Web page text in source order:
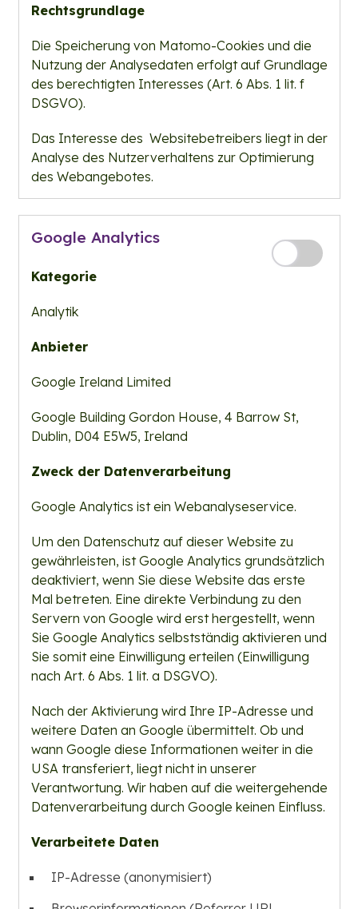
Rechtsgrundlage
Die Speicherung von Matomo-Cookies und die
Nutzung der Analysedaten erfolgt auf Grundlage
des berechtigten Interesses (Art. 6 Abs. 1 lit. f
DSGVO).
Das Interesse des Websitebetreibers liegt in der
Analyse des Nutzerverhaltens zur Optimierung
des Webangebotes.
Google Analytics
Kategorie
Analytik
Anbieter
Google Ireland Limited
Google Building Gordon House, 4 Barrow St,
Dublin, D04 E5W5, Ireland
Zweck der Datenverarbeitung
Google Analytics ist ein Webanalyseservice.
Um den Datenschutz auf dieser Website zu
gewährleisten, ist Google Analytics grundsätzlich
deaktiviert, wenn Sie diese Website das erste
Mal betreten. Eine direkte Verbindung zu den
Servern von Google wird erst hergestellt, wenn
Sie Google Analytics selbstständig aktivieren und
Sie somit eine Einwilligung erteilen (Einwilligung
nach Art. 6 Abs. 1 lit. a DSGVO).
Nach der Aktivierung wird Ihre IP-Adresse und
weitere Daten an Google übermittelt. Ob und
wann Google diese Informationen weiter in die
USA transferiert, liegt nicht in unserer
Verantwortung. Wir haben auf die weitergehende
Datenverarbeitung durch Google keinen Einfluss.
Verarbeitete Daten
IP-Adresse (anonymisiert)